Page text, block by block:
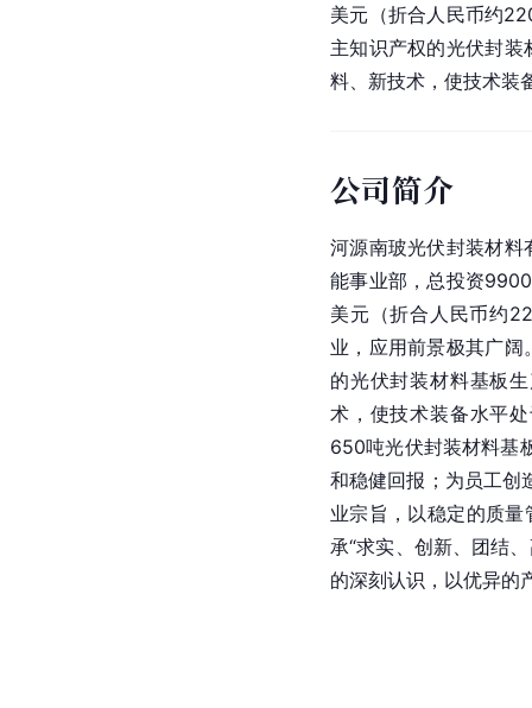
美元（折合人民币约
主知识产权的光伏封
料、新技术，使技术装
公司简介
河源南玻光伏封装材料
能事业部，总投资
美元（折合人民币约
业，应用前景极其广
的光伏封装材料基板
术，使技术装备水平
650吨光伏封装材料基
和稳健回报；为员工创
业宗旨，以稳定的质
承“求实、创新、团结
的深刻认识，以优异的